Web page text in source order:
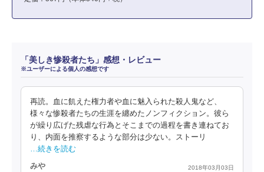
「美しき惨殺者たち」感想・レビュー
※ユーザーによる個人の感想です
再読。血に飢えた権力者や血に魅入られた殺人鬼など、
様々な惨殺者たちの生涯を纏めたノンフィクション。彼ら
が繰り広げた残虐な行為とそこまでの過程を書き連ねてお
り、内面を推察するような部分は少ない。ストーリ
…続きを読む
みや 2018年03月03日